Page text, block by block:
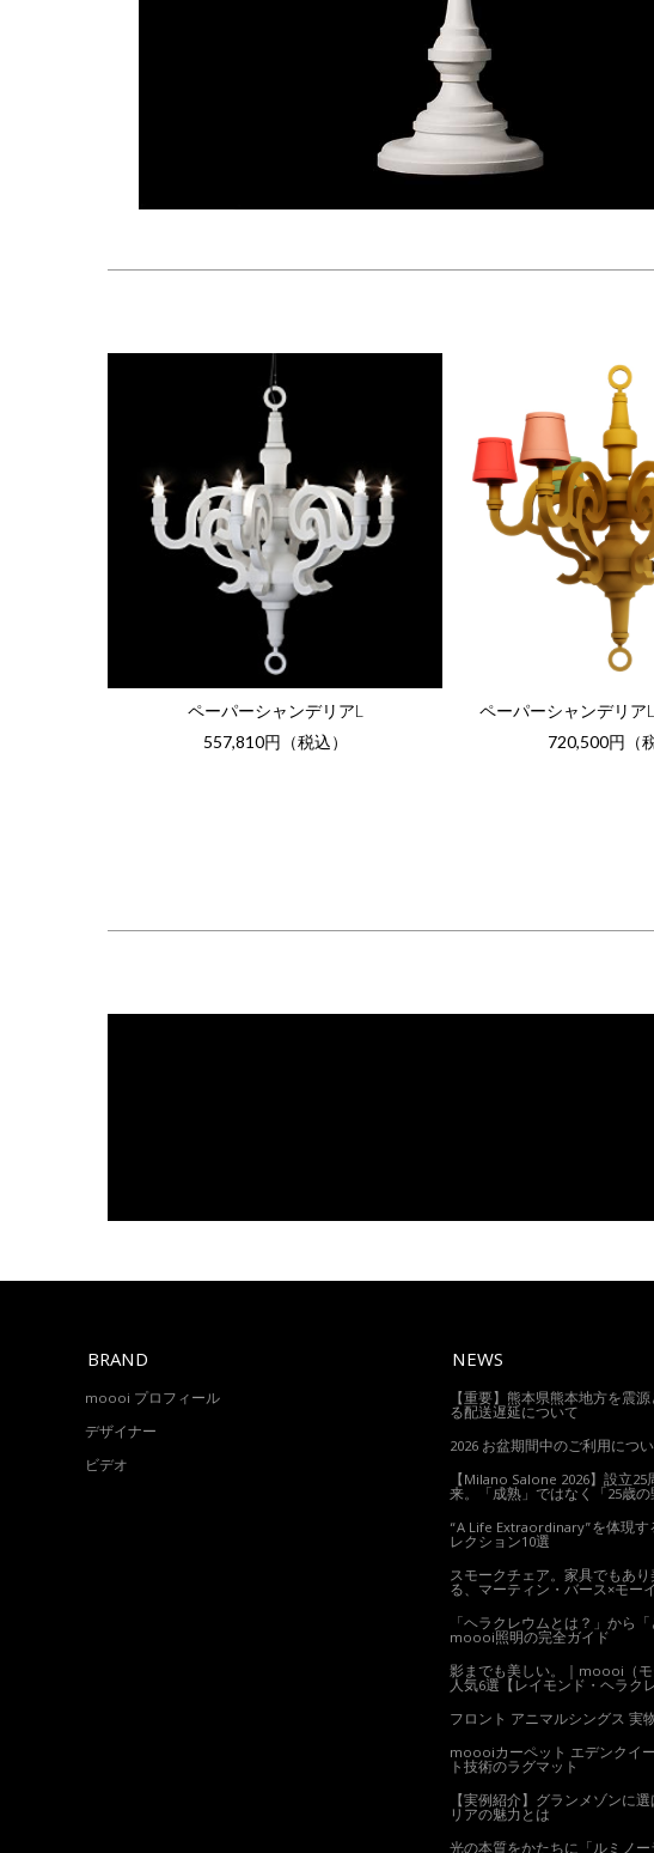
ペーパーシャンデリアL
557,810円（税込）
ペーパーシャンデリア
720,500円（
BRAND
moooi プロフィール
デザイナー
ビデオ
NEWS
【重要】熊本県熊本地方を震
る配送遅延について
2026 お盆期間中のご利用につ
【Milano Salone 2026】設立
来。「成熟」ではなく「25歳
“A Life Extraordinary”を体現
レクション10選
スモークチェア。家具でもあ
る、マーティン・バース×モー
「ヘラクレウムとは？」から
moooi照明の完全ガイド
影までも美しい。｜moooi（
人気6選【レイモンド・ヘラク
フロント アニマルシングス 実
moooiカーペット エデンクイ
ト技術のラグマット
【実例紹介】グランメゾンに
リアの魅力とは